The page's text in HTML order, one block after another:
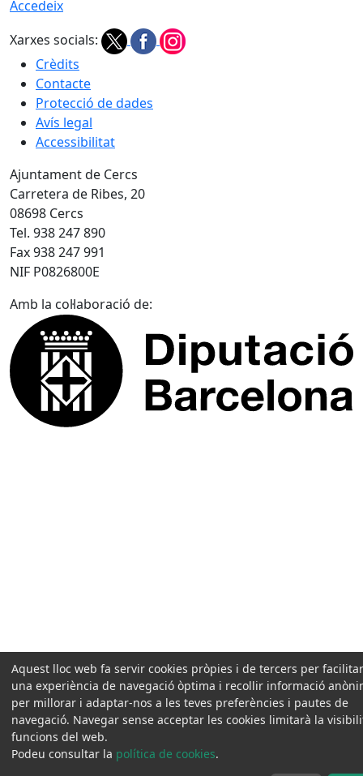
Accedeix
Xarxes socials:
Crèdits
Contacte
Protecció de dades
Avís legal
Accessibilitat
Ajuntament de Cercs
Carretera de Ribes, 20
08698 Cercs
Tel. 938 247 890
Fax 938 247 991
NIF P0826800E
Amb la col·laboració de:
Aquest lloc web fa servir cookies pròpies i de tercers per
una experiència de navegació òptima i recollir informació
per millorar i adaptar-nos a les teves preferències i pautes de
navegació. Navegar sense acceptar les cookies limitarà la
funcions del web.
Podeu consultar la política de cookies.